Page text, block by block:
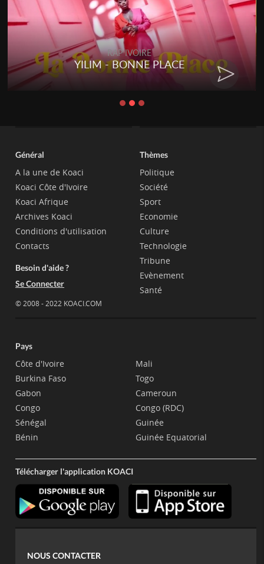
RAP IVOIRE
YILIM - BONNE PLACE
Général
A la une de Koaci
Koaci Côte d'Ivoire
Koaci Afrique
Archives Koaci
Conditions d'utilisation
Contacts
Besoin d'aide ?
Se Connecter
© 2008 - 2022 KOACI.COM
Thèmes
Politique
Société
Sport
Economie
Culture
Technologie
Tribune
Evènement
Santé
Pays
Côte d'Ivoire
Burkina Faso
Gabon
Congo
Sénégal
Bénin
Mali
Togo
Cameroun
Congo (RDC)
Guinée
Guinée Equatorial
Télécharger l'application KOACI
NOUS CONTACTER